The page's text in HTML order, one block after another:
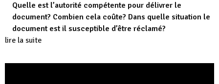
Quelle est l’autorité compétente pour délivrer le
document? Combien cela coûte? Dans quelle situation le
document est il susceptible d’être réclamé?
lire la suite